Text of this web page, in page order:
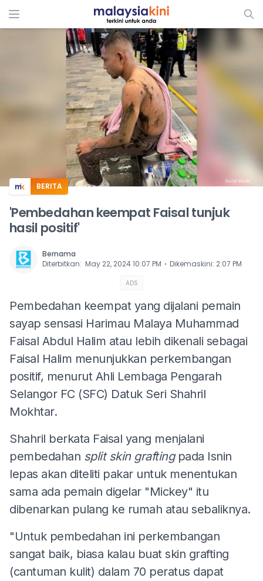
ADS
BERITA
'Pembedahan keempat Faisal tunjuk
hasil positif'
Bernama
Diterbitkan: May 22, 2024 10:07 PM ⋅ Dikemaskini: 2:07 PM
ADS
Pembedahan keempat yang dijalani pemain
sayap sensasi Harimau Malaya Muhammad
Faisal Abdul Halim atau lebih dikenali sebagai
Faisal Halim menunjukkan perkembangan
positif, menurut Ahli Lembaga Pengarah
Selangor FC (SFC) Datuk Seri Shahril
Mokhtar.
Shahril berkata Faisal yang menjalani
pembedahan split skin graftingpada Isnin
lepas akan diteliti pakar untuk menentukan
sama ada pemain digelar "Mickey" itu
dibenarkan pulang ke rumah atau sebaliknya.
"Untuk pembedahan ini perkembangan
sangat baik, biasa kalau buat skin grafting
(cantuman kulit) dalam 70 peratus dapat